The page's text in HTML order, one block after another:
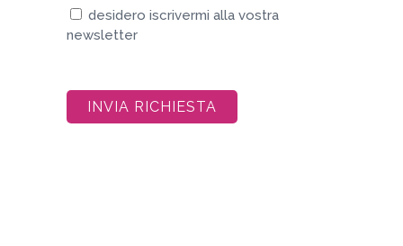
desidero iscrivermi alla vostra
newsletter